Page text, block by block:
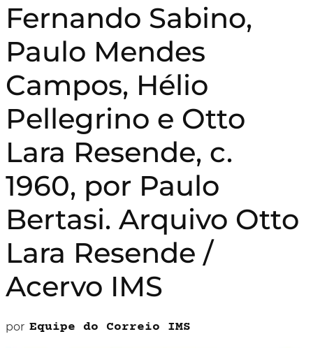
Fernando Sabino,
Paulo Mendes
Campos, Hélio
Pellegrino e Otto
Lara Resende, c.
1960, por Paulo
Bertasi. Arquivo Otto
Lara Resende /
Acervo IMS
por Equipe do Correio IMS